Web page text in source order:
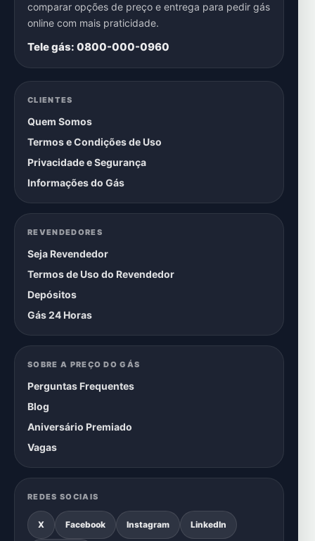
comparar opções de preço e entrega para pedir gás
online com mais praticidade.
Tele gás: 0800-000-0960
CLIENTES
Quem Somos
Termos e Condições de Uso
Privacidade e Segurança
Informações do Gás
REVENDEDORES
Seja Revendedor
Termos de Uso do Revendedor
Depósitos
Gás 24 Horas
SOBRE A PREÇO DO GÁS
Perguntas Frequentes
Blog
Aniversário Premiado
Vagas
REDES SOCIAIS
X Facebook Instagram LinkedIn